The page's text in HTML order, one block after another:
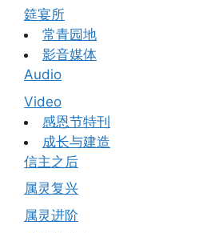
筵宴所
常青园地
影音媒体
Audio
Video
感恩节特刊
成长与建造
信主之后
属灵复兴
属灵进阶